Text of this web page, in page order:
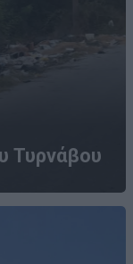
Τυρνάβου